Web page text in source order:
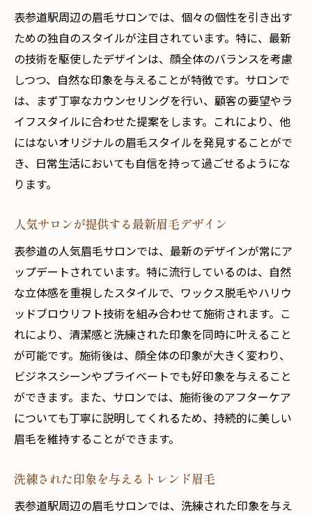
表参道のサロンで理想の眉毛を実現
眉毛サロンの選び方と最新トレンド情報
表参道で注目の眉毛サロン、最新の流行
最新トレンド眉毛で周囲の視線を集める
表参道の注目サロンで眉毛を整える
眉毛サロンで体験できる最新サービス
眉毛トレンドを牽引する表参道の魅力
表参道駅で話題の眉毛スタイルとは
トレンド眉毛の魅力とその秘密
表参道の眉毛サロンで最新技術を体験
話題の眉毛デザインを見つける方法
眉毛サロンの注目サービスを比較
表参道駅近くで人気の眉毛スタイル
眉毛サロン選びで重視すべきポイント
話題の眉毛サロンを表参道駅で見つける
表参道で訪れるべき眉毛サロンとは
表参道駅周辺のおすすめ眉毛サロン
流行の眉毛スタイルを体験する場所
表参道駅周辺の眉毛サロンでは、個々の個性を引き出す
ための独自のスタイルが注目されています。特に、最新
の技術を駆使したデザインは、顔全体のバランスを考慮
しつつ、自然な印象を与えることが特徴です。サロンで
は、まず丁寧なカウンセリングを行い、顧客の要望やラ
イフスタイルに合わせた提案をします。これにより、他
にはないオリジナルの眉毛スタイルを発見することがで
き、日常生活においても自信を持って過ごせるようにな
ります。
人気サロンが提供する最新眉毛デザイン
表参道の人気眉毛サロンでは、最新のデザインが常にア
ップデートされています。特に流行しているのは、自然
な立体感を重視したスタイルで、ワックス脱毛やハリウ
ッドブロウリフト技術を組み合わせて施術されます。こ
れにより、清潔感と洗練された印象を同時に叶えること
が可能です。施術後は、顔全体の印象が大きく変わり、
ビジネスシーンやプライベートでも好印象を与えること
ができます。また、サロンでは、施術後のアフターケア
についても丁寧に説明してくれるため、持続的に美しい
眉毛を維持することができます。
洗練された印象を与えるトレンド眉毛
表参道駅周辺の眉毛サロンでは、洗練された印象を与え